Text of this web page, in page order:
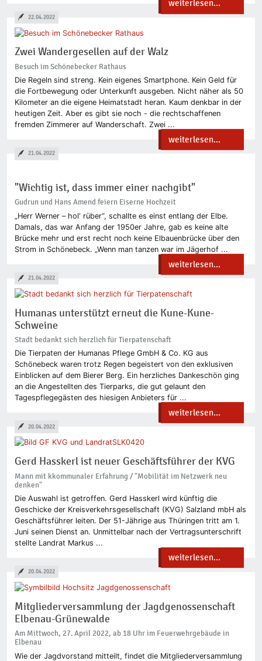
weiterlesen...
Zwei Wandergesellen auf der Walz
Besuch im Schönebecker Rathaus
Die Regeln sind streng. Kein eigenes Smartphone. Kein Geld für
die Fortbewegung oder Unterkunft ausgeben. Nicht näher als 50
Kilometer an die eigene Heimatstadt heran. Kaum denkbar in der
heutigen Zeit. Aber es gibt sie noch - die rechtschaffenen
fremden Zimmerer auf Wanderschaft. Zwei ...
weiterlesen...
22.04.2022
"Wichtig ist, dass immer einer nachgibt"
Gudrun und Hans Amend feiern Eiserne Hochzeit
„Herr Werner – hol‘ rüber“, schallte es einst entlang der Elbe.
Damals, das war Anfang der 1950er Jahre, gab es keine alte
Brücke mehr und erst recht noch keine Elbauenbrücke über den
Strom in Schönebeck. „Wenn man tanzen war im Jägerhof ...
weiterlesen...
21.04.2022
Humanas unterstützt erneut die Kune-Kune-
Schweine
Stadt bedankt sich herzlich für Tierpatenschaft
Die Tierpaten der Humanas Pflege GmbH & Co. KG aus
Schönebeck waren trotz Regen begeistert von den exklusiven
Einblicken auf dem Bierer Berg. Ein herzliches Dankeschön ging
an die Angestellten des Tierparks, die gut gelaunt den
Tagespflegegästen des hiesigen Anbieters für ...
weiterlesen...
21.04.2022
Gerd Hasskerl ist neuer Geschäftsführer der KVG
Mann mit kkommunaler Erfahrung / "Mobilität im Netzwerk neu
denken"
Die Auswahl ist getroffen. Gerd Hasskerl wird künftig die
Geschicke der Kreisverkehrsgesellschaft (KVG) Salzland mbH als
Geschäftsführer leiten. Der 51-Jährige aus Thüringen tritt am 1.
Juni seinen Dienst an. Unmittelbar nach der Vertragsunterschrift
stellte Landrat Markus ...
weiterlesen...
20.04.2022
Mitgliederversammlung der Jagdgenossenschaft
Elbenau-Grünewalde
Am Mittwoch, 27. April 2022, ab 18 Uhr im Feuerwehrgebäude in
Elbenau
Wie der Jagdvorstand mitteilt, findet die Mitgliederversammlung
20.04.2022